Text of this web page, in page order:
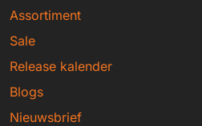
Assortiment
Sale
Release kalender
Blogs
Nieuwsbrief